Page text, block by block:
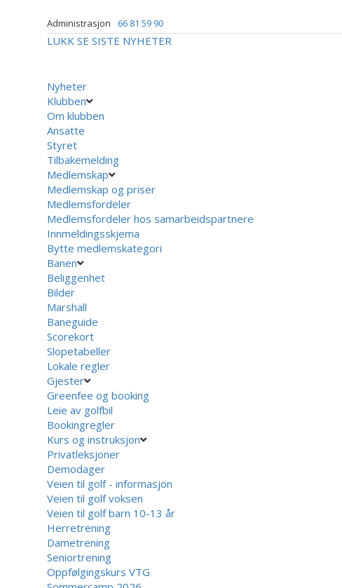
Administrasjon 66 81 59 90
LUKK SE SISTE NYHETER
Nyheter
Klubben
Om klubben
Ansatte
Styret
Tilbakemelding
Medlemskap
Medlemskap og priser
Medlemsfordeler
Medlemsfordeler hos samarbeidspartnere
Innmeldingsskjema
Bytte medlemskategori
Banen
Beliggenhet
Bilder
Marshall
Baneguide
Scorekort
Slopetabeller
Lokale regler
Gjester
Greenfee og booking
Leie av golfbil
Bookingregler
Kurs og instruksjon
Privatleksjoner
Demodager
Veien til golf - informasjon
Veien til golf voksen
Veien til golf barn 10-13 år
Herretrening
Dametrening
Seniortrening
Oppfølgingskurs VTG